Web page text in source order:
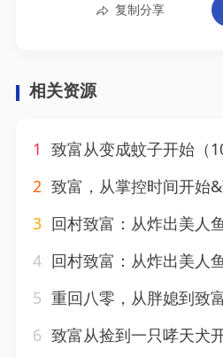
复制分享
相关资源
1 致富从变成蚊子开始（
2 致富，从掌控时间开始&致富从掌控
3 回村致富：从炸出美人鱼开始
4 回村致富：从炸出美人鱼开始
5 重回八零，从胖媳到致富女王
6 致富从捡到一只哮天犬开始